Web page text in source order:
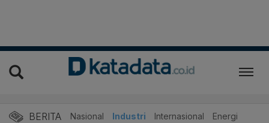
BERITA Nasional Industri Internasional Energi